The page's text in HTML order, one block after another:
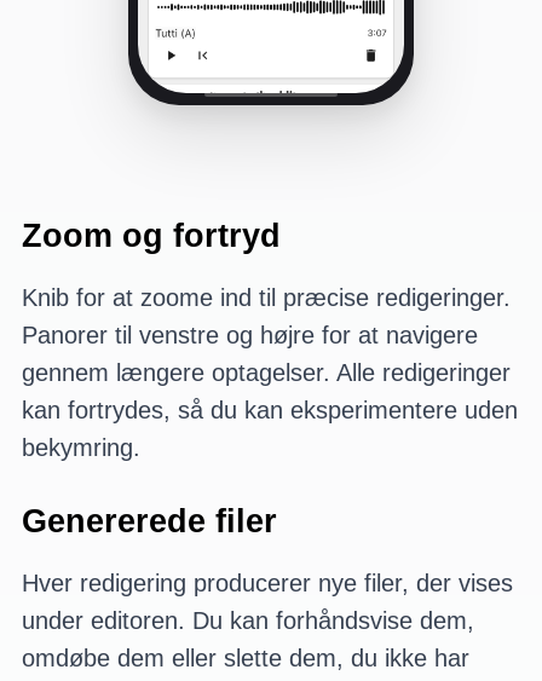
Zoom og fortryd
Knib for at zoome ind til præcise redigeringer.
Panorer til venstre og højre for at navigere
gennem længere optagelser. Alle redigeringer
kan fortrydes, så du kan eksperimentere uden
bekymring.
Genererede filer
Hver redigering producerer nye filer, der vises
under editoren. Du kan forhåndsvise dem,
omdøbe dem eller slette dem, du ikke har